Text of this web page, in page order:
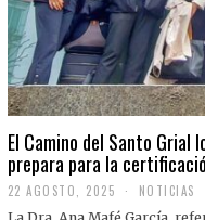
El Camino del Santo Grial
prepara para la
22 AGOSTO, 2025
2
NOTICIAS